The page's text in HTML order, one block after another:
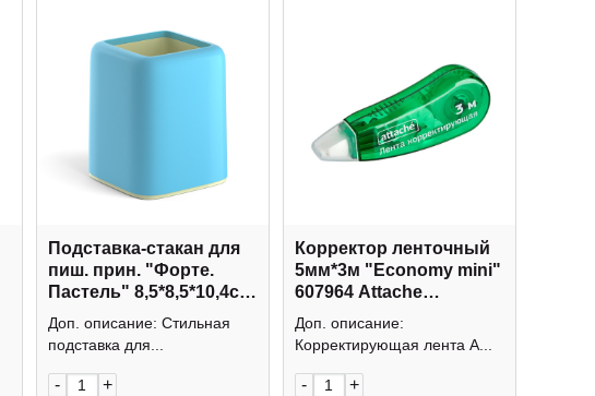
Подставка-стакан для
пиш. прин. "Форте.
Пастель" 8,5*8,5*10,4см,
квадрат., пласт, голубез
жел 51553 EK
Доп. описание: Стильная
подставка для...
- +
Корректор ленточный
5мм*3м "Economy mini"
607964 Attache
Economy
Доп. описание:
Корректирующая лента A...
- +